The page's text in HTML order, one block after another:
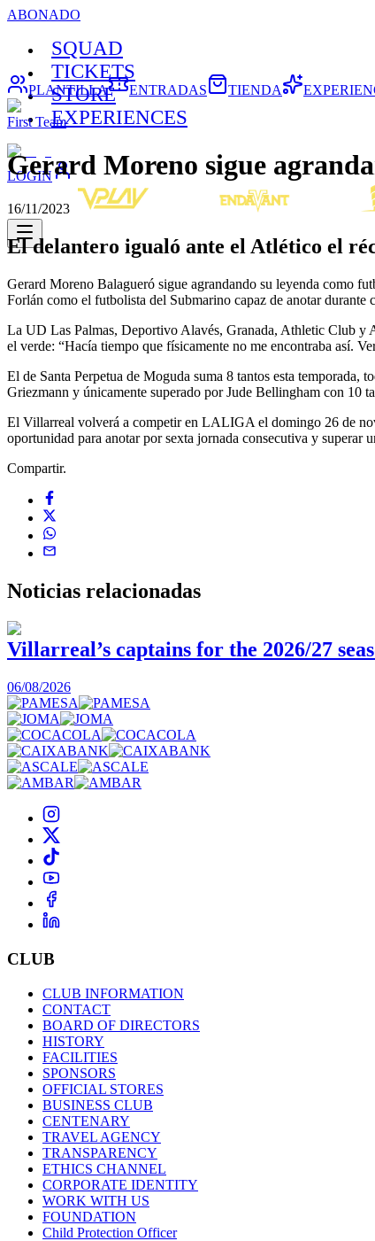
ABONADO
SQUAD
TICKETS
STORE
EXPERIENCES
LOGIN
PLANTILLA ENTRADAS TIENDA
First Team
Gerard Moreno sigue
16/11/2023
El delantero igualó ante el Atlético el
Gerard Moreno Balagueró sigue agrandando su leyenda como
Forlán como el futbolista del Submarino capaz de anotar
La UD Las Palmas, Deportivo Alavés, Granada, Athletic Club y
el verde: “Hacía tiempo que físicamente no me encontraba así.
El de Santa Perpetua de Moguda suma 8 tantos esta
Griezmann y únicamente superado por Jude Bellingham con 10
El Villarreal volverá a competir en LALIGA el domingo 26 de
oportunidad para anotar por sexta jornada consecutiva y superar
Compartir.
Noticias relacionadas
Villarreal’s captains for the 2026/27
06/08/2026
CLUB
CLUB INFORMATION
CONTACT
BOARD OF DIRECTORS
HISTORY
FACILITIES
SPONSORS
OFFICIAL STORES
BUSINESS CLUB
CENTENARY
TRAVEL AGENCY
TRANSPARENCY
ETHICS CHANNEL
CORPORATE IDENTITY
WORK WITH US
FOUNDATION
Child Protection Officer